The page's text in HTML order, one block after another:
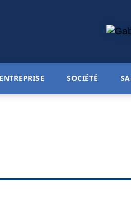
ENTREPRISE SOCIÉTÉ